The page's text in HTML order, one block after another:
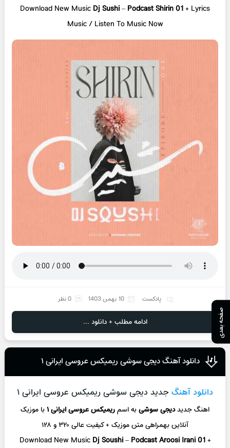
Download New Music Dj Sushi– Podcast Shirin 01+ Lyrics
Music / Listen To Music Now
پادکست 10 بهمن 1403 0 نظر
ادامه مطلب + دانلود ...
دانلود آهنگ دیجی سوشی ریمیکس عروسی ایرانی ۱
دانلود آهنگ جدید دیجی سوشی ریمیکس عروسی ایرانی ۱
اهنگ جدیددیجی سوشیبه اسمریمیکس عروسی ایرانی ۱ با موزیک
آنلاینبهمراهی متن موزیک + کیفیت عالی ۳۲۰ و ۱۲۸
Download New Music Dj Soushi–Podcast Aroosi Irani 01+
صفحه بعدی